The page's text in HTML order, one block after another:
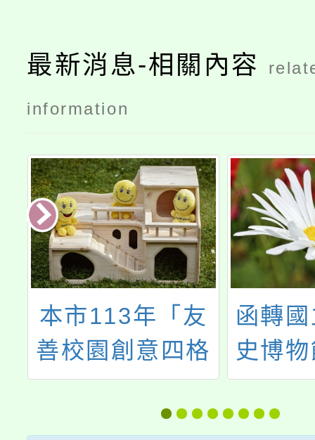
最新消息-相關內容
information
本市113年「友
善校園創意四格
漫畫比賽活動」
作品繳交時間延
函轉
史博
文
2.0」